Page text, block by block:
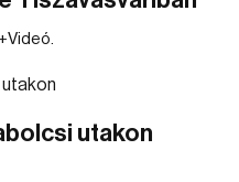
utakon